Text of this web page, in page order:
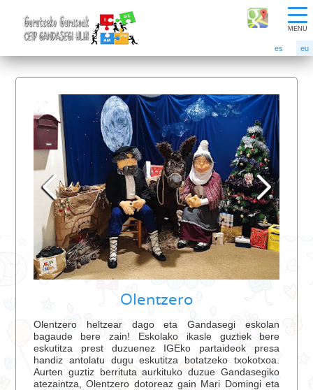
MENU
es eu
Olentzero
Olentzero heltzear dago eta Gandasegi eskolan
bagaude bere zain! Eskolako ikasle guztiek bere
eskutitza prest duzuenez IGEko partaideok presa
handiz antolatu dugu eskutitza botatzeko txokotxoa.
Aurten guztiz berrituta aurkituko duzue Gandasegiko
atezaintza, Olentzero dotoreaz gain Mari Domingi eta